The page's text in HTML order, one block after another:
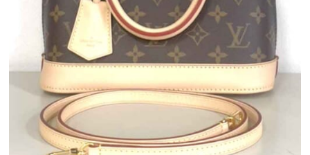
宅配買取を申し込む
無料の宅配キットをお届けします